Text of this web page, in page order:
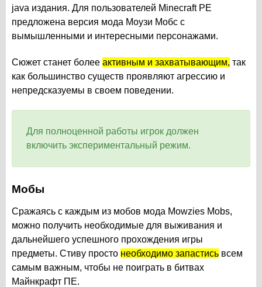
java издания. Для пользователей Minecraft PE
предложена версия мода Моузи Мобс с
вымышленными и интересными персонажами.
Сюжет станет более активным и захватывающим, так
как большинство существ проявляют агрессию и
непредсказуемы в своем поведении.
Для полноценной работы игрок должен
включить экспериментальный режим.
Мобы
Сражаясь с каждым из мобов мода Mowzies Mobs,
можно получить необходимые для выживания и
дальнейшего успешного прохождения игры
предметы. Стиву просто необходимо запастись всем
самым важным, чтобы не поиграть в битвах
Майнкрафт ПЕ.